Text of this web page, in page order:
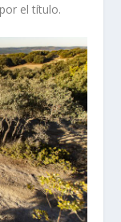
el título.